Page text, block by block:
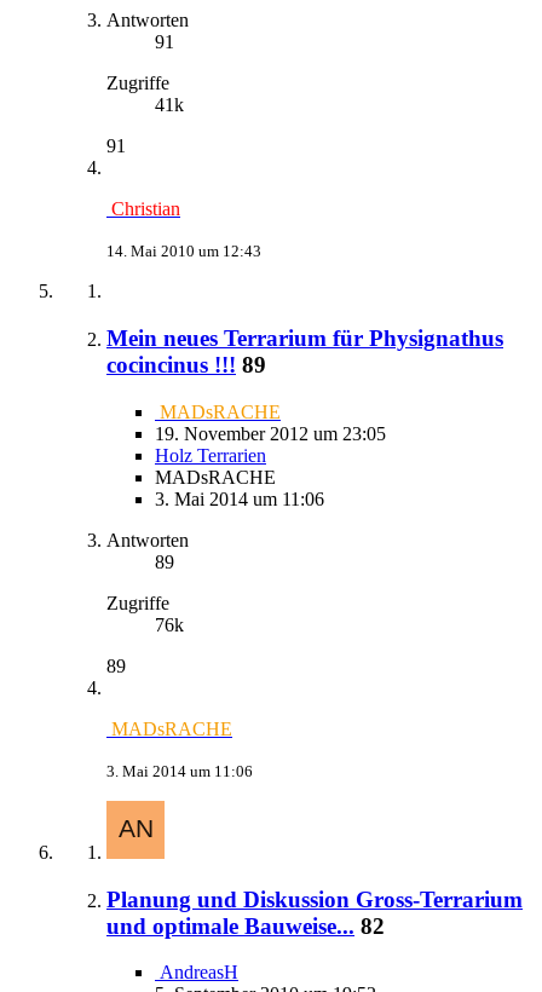
Antworten
91
Zugriffe
41k
91
Christian
14. Mai 2010 um 12:43
Mein neues Terrarium für Physignathus
cocincinus !!! 89
MADsRACHE
19. November 2012 um 23:05
Holz Terrarien
MADsRACHE
3. Mai 2014 um 11:06
Antworten
89
Zugriffe
76k
89
MADsRACHE
3. Mai 2014 um 11:06
Planung und Diskussion Gross-Terrarium
und optimale Bauweise... 82
AndreasH